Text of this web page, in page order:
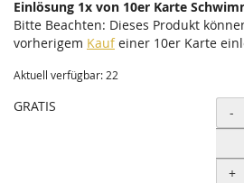
Einlösung 1x von 10er Karte
Bitte Beachten: Dieses Produkt
vorherigem Kaufeiner 10er Karte
Aktuell verfügbar: 22
GRATIS -
+